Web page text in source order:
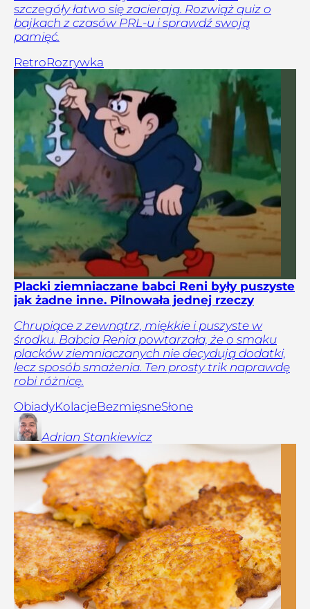
szczegóły łatwo się zacierają. Rozwiąż quiz o
bajkach z czasów PRL-u i sprawdź swoją
pamięć.
RetroRozrywka
Placki ziemniaczane babci Reni były puszyste
jak żadne inne. Pilnowała jednej rzeczy
Chrupiące z zewnątrz, miękkie i puszyste w
środku. Babcia Renia powtarzała, że o smaku
placków ziemniaczanych nie decydują dodatki,
lecz sposób smażenia. Ten prosty trik naprawdę
robi różnicę.
ObiadyKolacjeBezmięsneSłone
Adrian Stankiewicz